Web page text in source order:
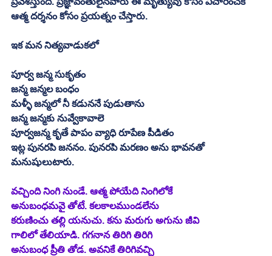
ఆత్మ దర్శనం కోసం ప్రయత్నం చేస్తారు.
ఇక మన నిత్యవాడుకలో
పూర్వ జన్మ సుకృతం
జన్మ జన్మల బంధం
మళ్ళీ జన్మలో నీ కడుననే పుడుతాను
జన్మ జన్మకు నువ్వేకావాలె
పూర్వజన్మ కృతే పాపం వ్యాధి రూపేణ పీడితం
ఇట్ల పునరపి జననం. పునరపి మరణం అను భావనతో
మనుషులుటారు.
వచ్చింది నింగి నుండే. ఆత్మ పోయేది నింగిలోకే
అనుబంధమవై తోటే. కలకాలముండలేను
కరుణించు తల్లి యనుచు. కను మరుగు అగును జీవి
గాలిలో తేలియాడి. గగనాన తిరిగి తిరిగి
అనుబంధ ప్రీతి తోడ. అవనికే తిరిగివచ్చి